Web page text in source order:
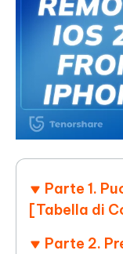
Parte 1.
[Tabella di
Parte 2.